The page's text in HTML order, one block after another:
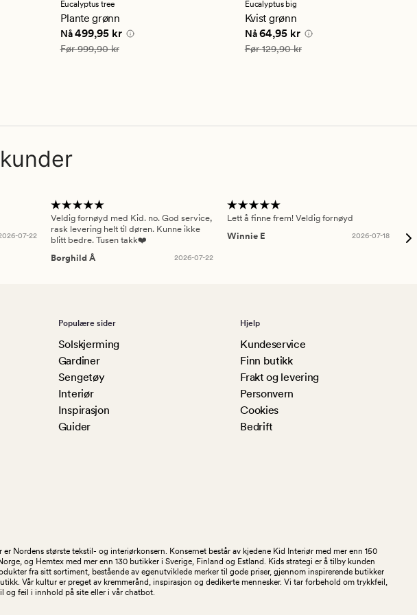
en
gjennomsnittlig
vurdering
på
3
Eucalyptus tree
Plante grønn
Nåværende pris
Nå 499,95 kr
Vanlig pris 999,90 kr
Før999,90 kr
en
gjennomsnittlig
vurdering
på
4
Eucalyptus big
Kvist grønn
Nåværende pris
Nå 64,95 kr
Vanlig pris 129,90 kr
Før129,90 kr
07-22
Veldig fornøyd med Kid. no. God service,
rask levering helt til døren. Kunne ikke
blitt bedre. Tusen takk❤️
Borghild Å
2026-07-22
Lett å finne frem! Veldig fornøyd
Winnie E
2026-07-18
Populære sider
Solskjerming
Gardiner
Sengetøy
Interiør
Inspirasjon
Guider
Hjelp
Kundeservice
Finn butikk
Frakt og levering
Personvern
Cookies
Bedrift
er Nordens største tekstil- og interiørkonsern. Konsernet består av kjedene Kid Interiør med mer enn 150
og Hemtex med mer enn 130 butikker i Sverige, Finland og Estland. Kids strategi er å tilby kunden
fra sitt sortiment, bestående av egenutviklede merker til gode priser, gjennom inspirerende butikker
Vår kultur er preget av kremmerånd, inspirasjon og dedikerte mennesker. Vi tar forbehold om trykkfeil,
og feil i innhold på site eller i vår chatbot.